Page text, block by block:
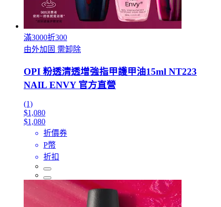
滿3000折300
由外加固 需卸除
OPI 粉透清透增強指甲護甲油15ml NT223
NAIL ENVY 官方直營
(1)
$1,080
$1,080
折價券
P幣
折扣